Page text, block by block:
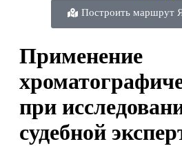
Построить маршрут
Применение
при
судебной